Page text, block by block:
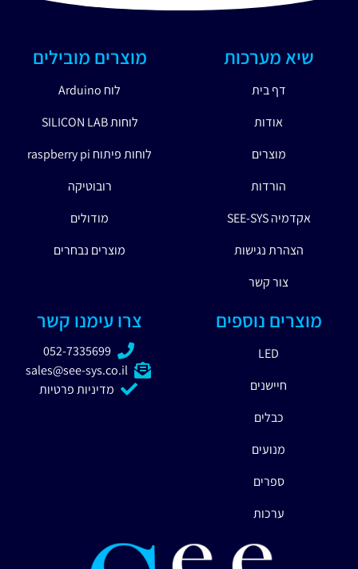
שיא מערכות
דף בית
אודות
מוצרים
הורדות
אקדמיה SEE-SYS
הצהרת נגישות
צור קשר
מוצרים מובילים
לוח Arduino
לוחות SILICON LAB
לוחות פיתוח raspberry pi
רובוטיקה
מודולים
מוצרים נבחרים
מוצרים נוספים
LED
חיישנים
כבלים
מנועים
ספרים
ערכות
צרו עימנו קשר
052-7335699
sales@see-sys.co.il
מדיניות פרטיות